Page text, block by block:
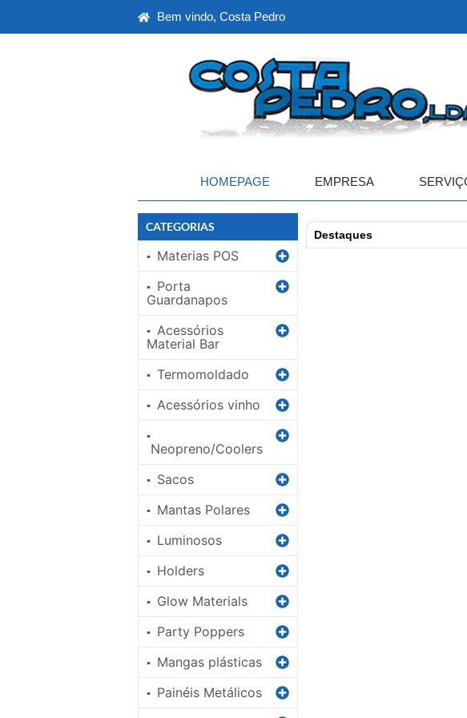
Bem vindo, Costa Pedro
HOMEPAGE EMPRESA
CATEGORIAS
▪ Materias POS
▪ Porta
Guardanapos
▪ Acessórios
Material Bar
▪ Termomoldado
▪ Acessórios vinho
▪
Neopreno/Coolers
▪ Sacos
▪ Mantas Polares
▪ Luminosos
▪ Holders
▪ Glow Materials
▪ Party Poppers
▪ Mangas plásticas
▪ Painéis Metálicos
Destaques